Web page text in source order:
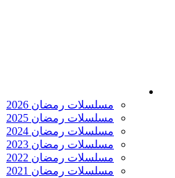
مسلسلات رمضان 2026
مسلسلات رمضان 2025
مسلسلات رمضان 2024
مسلسلات رمضان 2023
مسلسلات رمضان 2022
مسلسلات رمضان 2021